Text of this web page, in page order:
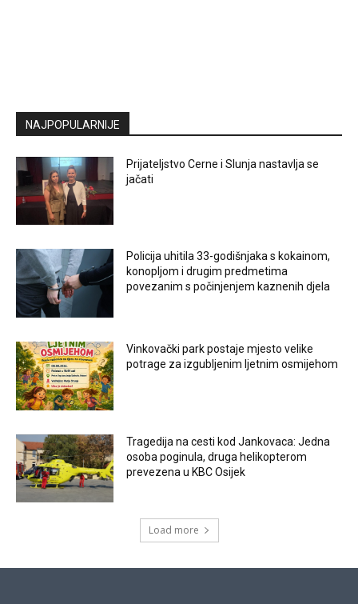
NAJPOPULARNIJE
Prijateljstvo Cerne i Slunja nastavlja se
jačati
Policija uhitila 33-godišnjaka s kokainom,
konopljom i drugim predmetima
povezanim s počinjenjem kaznenih djela
Vinkovački park postaje mjesto velike
potrage za izgubljenim ljetnim osmijehom
Tragedija na cesti kod Jankovaca: Jedna
osoba poginula, druga helikopterom
prevezena u KBC Osijek
Load more